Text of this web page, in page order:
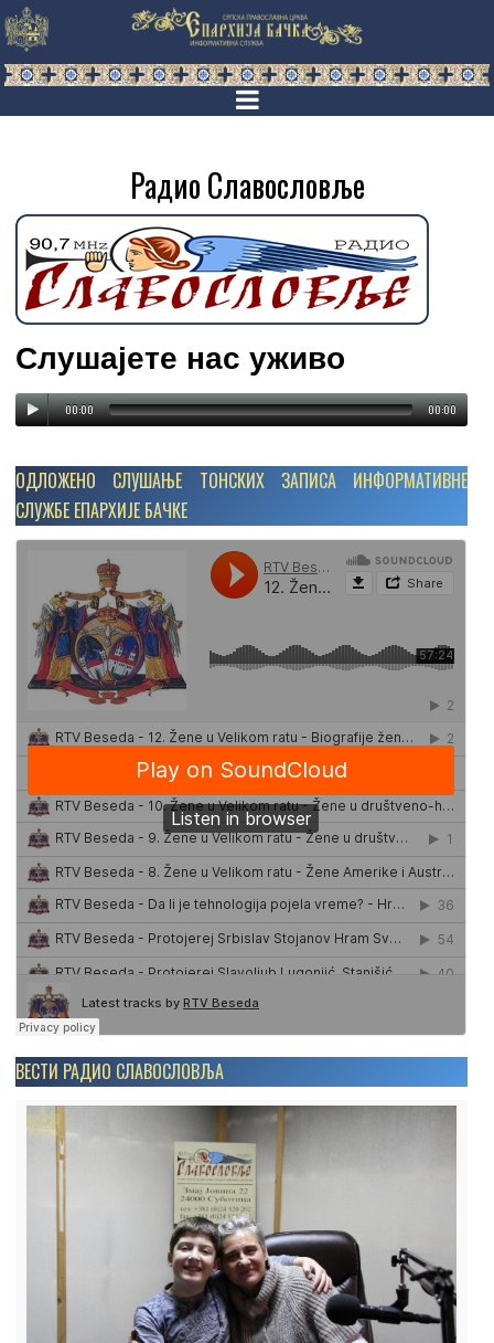
Радио Славословље
Слушајете нас уживо
00:00 00:00
ОДЛОЖЕНО СЛУШАЊЕ ТОНСКИХ ЗАПИСА ИНФОРМАТИВНЕ
СЛУЖБЕ ЕПАРХИЈЕ БАЧКЕ
ВЕСТИ РАДИО СЛАВОСЛОВЉА